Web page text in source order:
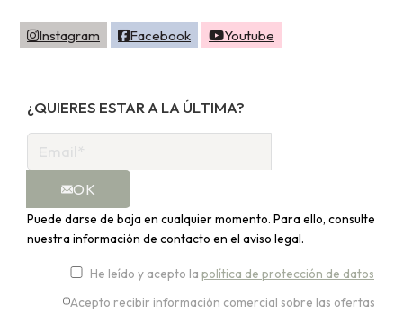
Instagram Facebook Youtube
¿QUIERES ESTAR A LA ÚLTIMA?
OK
Puede darse de baja en cualquier momento. Para ello, consulte
nuestra información de contacto en el aviso legal.
He leído y acepto la política de protección de datos
Acepto recibir información comercial sobre las ofertas